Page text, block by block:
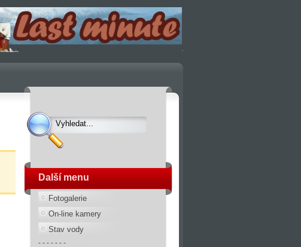
Další menu
Fotogalerie
On-line kamery
Stav vody
- - - - - - -